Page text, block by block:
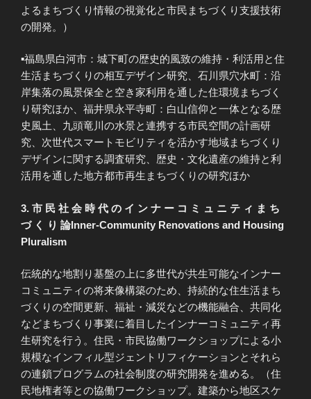
よるまちづくり情報の視覚化と市民まちづくり支援技術
の開発。）
▪福島県白河市：城下町の歴史的風致の維持・利活用と住
生活まちづくりの相互デザイン研究、石川県穴水町：沿
岸集落の風景保全と空き家利用を通した住環境まちづく
り研究ほか、福井県永平寺町：白山信仰と一体となる歴
史風土、九頭竜川の水景と連携する市民空間の計画研
究、次世代スマートモビリティを活かす地域まちづくり
デザインに関する調査研究、歴史・文化遺産の維持と利
活用を通した地方都市再生まちづくりの研究ほか
3. 市 民 社 会 時 代 の イ ン ナ ー コ ミ ュ ニ テ ィ ま ち
づ く り 論Inner-Community Renovations and Housing
Pluralism
伝統的な地割り基盤の上に多世代が共生可能なインナー
コミュニティの将来像構築のため、持続的な住生活まち
づくりの空間更新、福祉・減災などの機能融合、共同化
などまちづくり事業に着目したインナーコミュニティ再
生研究を行う。住民・市民協働ワークショップによる小
規模なインフィル型ジェントリフィケーションとそれら
の連鎖プログラムの社会制度の研究開発を進める。（住
民地権者等との協働ワークショップ。建築から地区スケ